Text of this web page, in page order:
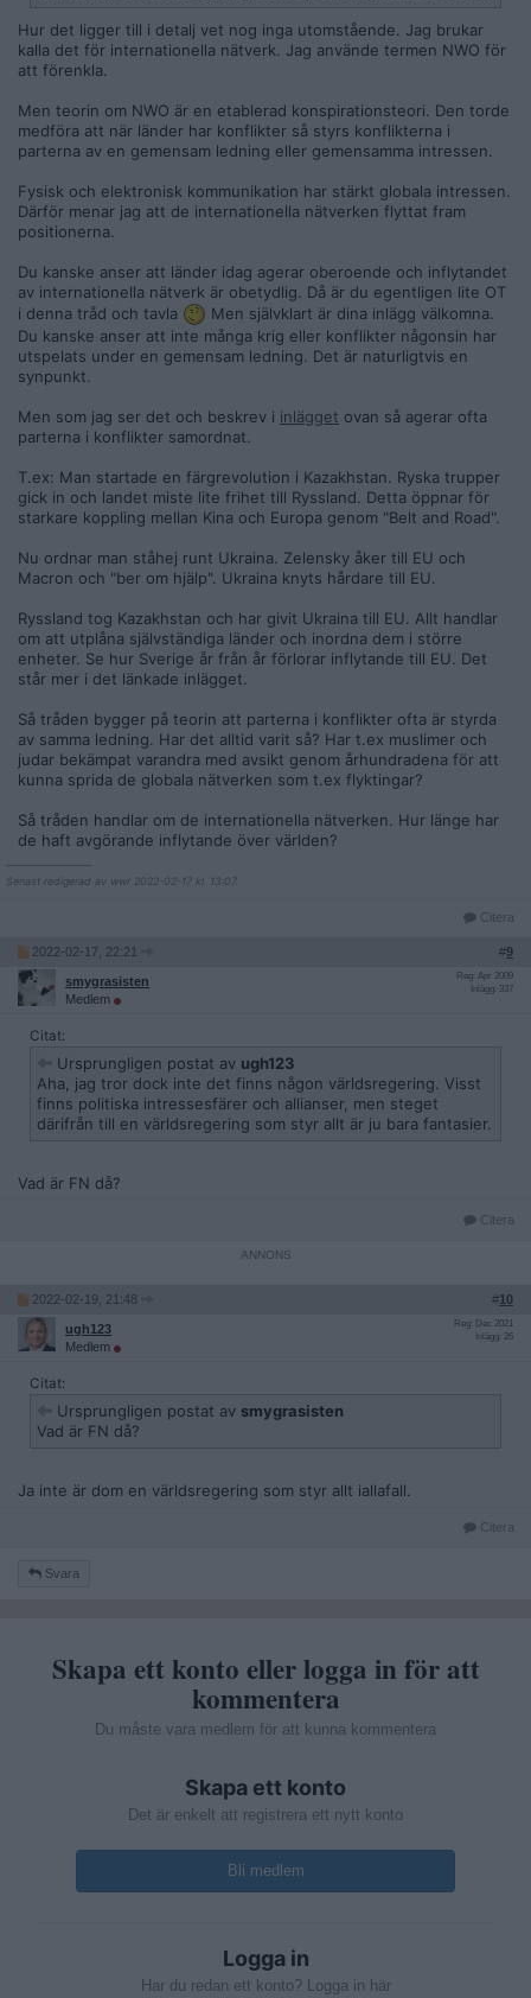
Hur det ligger till i detalj vet nog inga utomstående. Jag brukar
kalla det för internationella nätverk. Jag använde termen NWO för
att förenkla.
Men teorin om NWO är en etablerad konspirationsteori. Den torde
medföra att när länder har konflikter så styrs konflikterna i
parterna av en gemensam ledning eller gemensamma intressen.
Fysisk och elektronisk kommunikation har stärkt globala intressen.
Därför menar jag att de internationella nätverken flyttat fram
positionerna.
Du kanske anser att länder idag agerar oberoende och inflytandet
av internationella nätverk är obetydlig. Då är du egentligen lite OT
i denna tråd och tavla
Men självklart är dina inlägg välkomna.
Du kanske anser att inte många krig eller konflikter någonsin har
utspelats under en gemensam ledning. Det är naturligtvis en
synpunkt.
Men som jag ser det och beskrev i inlägget ovan så agerar ofta
parterna i konflikter samordnat.
T.ex: Man startade en färgrevolution i Kazakhstan. Ryska trupper
gick in och landet miste lite frihet till Ryssland. Detta öppnar för
starkare koppling mellan Kina och Europa genom "Belt and Road".
Nu ordnar man ståhej runt Ukraina. Zelensky åker till EU och
Macron och "ber om hjälp". Ukraina knyts hårdare till EU.
Ryssland tog Kazakhstan och har givit Ukraina till EU. Allt handlar
om att utplåna självständiga länder och inordna dem i större
enheter. Se hur Sverige år från år förlorar inflytande till EU. Det
står mer i det länkade inlägget.
Så tråden bygger på teorin att parterna i konflikter ofta är styrda
av samma ledning. Har det alltid varit så? Har t.ex muslimer och
judar bekämpat varandra med avsikt genom århundradena för att
kunna sprida de globala nätverken som t.ex flyktingar?
Så tråden handlar om de internationella nätverken. Hur länge har
de haft avgörande inflytande över världen?
Senast redigerad av wwr 2022-02-17 kl. 13:07.
Citera
2022-02-17, 22:21 #9
smygrasisten
Medlem
Reg: Apr 2009
Inlägg: 337
Citat:
Ursprungligen postat av ugh123
Aha, jag tror dock inte det finns någon världsregering. Visst
finns politiska intressesfärer och allianser, men steget
därifrån till en världsregering som styr allt är ju bara fantasier.
Vad är FN då?
Citera
2022-02-19, 21:48 #10
ugh123
Medlem
Reg: Dec 2021
Inlägg: 26
Citat:
Ursprungligen postat av smygrasisten
Vad är FN då?
Ja inte är dom en världsregering som styr allt iallafall.
Citera
Svara
Skapa ett konto eller logga in för att
kommentera
Du måste vara medlem för att kunna kommentera
Skapa ett konto
Det är enkelt att registrera ett nytt konto
Bli medlem
Logga in
Har du redan ett konto? Logga in här